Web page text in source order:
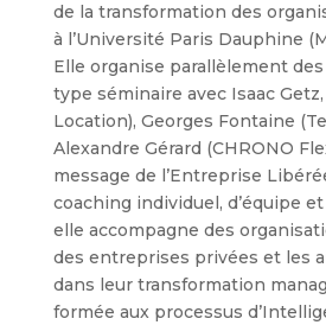
de la transformation des
à l’Université Paris Dauphine
Elle organise parallèlement
type séminaire avec Isaac
Location), Georges Fontaine
Alexandre Gérard (CHRONO
message de l’Entreprise
coaching individuel, d’équipe
elle accompagne des
des entreprises privées et les
dans leur transformation
formée aux processus